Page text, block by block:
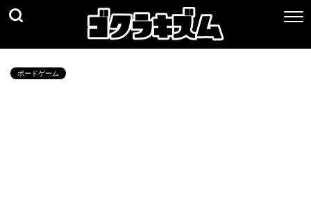
ボードゲーム